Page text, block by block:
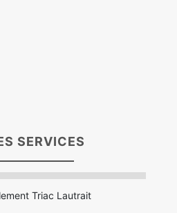
SERVICES
Triac Lautrait